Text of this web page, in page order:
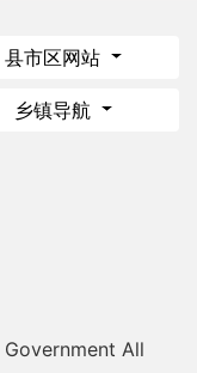
县市区网站
乡镇导航
All